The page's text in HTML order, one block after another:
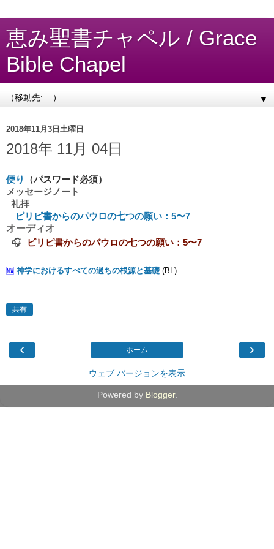
恵み聖書チャペル / Grace
Bible Chapel
▼
2018年11月3日土曜日
2018年 11月 04日
便り
（パスワード必須）
メッセージノート
礼拝
ピリピ書からのパウロの七つの願い：5〜7
オーディオ
🎧
ピリピ書からのパウロの七つの願い：5〜7
🆕 神学におけるすべての過ちの根源と基礎 (BL)
共有
‹ ›
ホーム
ウェブ バージョンを表示
Powered by Blogger.